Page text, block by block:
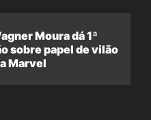
Moura dá 1ª
sobre papel de vilão
Marvel